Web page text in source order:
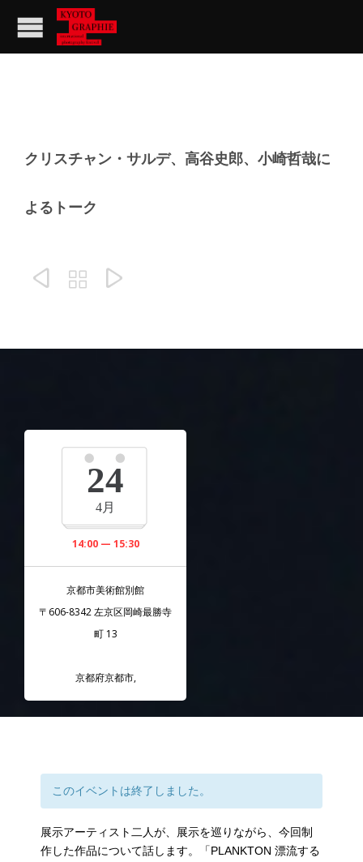
クリスチャン・サルデ、高谷史郎、小崎哲哉に
よるトーク
  
24
4月
14:00 — 15:30
京都市美術館別館
〒606-8342 左京区岡崎最勝寺
町 13
京都府京都市,
このイベントは終了しました。
展示アーティスト二人が、展示を巡りながら、今回制
作した作品について話します。「PLANKTON 漂流する